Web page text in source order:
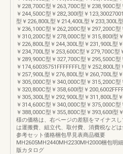
￥228,700C型￥263,700C型￥238,900C型
￥244,500C型￥282,300I型￥
型￥226,800L型￥214,400L型￥233,300L
￥236,100C型￥262,200C型￥297,200C型
￥310,200C型￥278,000C型￥315,800I型
￥226,800L型￥244,300L型￥231,900L型
￥234,700L型￥253,600C型￥279,700C型
￥289,900C型￥327,700C型￥295,500C型
￥174,60035751FFFFFFFL型￥252,800L型
￥257,900L型￥276,800L型￥260,700L型
￥305,000C型￥340,000C型￥315,200C型
￥320,800C型￥358,600I型￥
￥305,300L型￥292,900L型￥311,800L型
￥314,600C型￥340,000C型￥375,000C型
￥388,000C型￥355,800C型￥393,600I型
様の価格は、右ページの差額をマイナス
は運搬費、組立代、取付費、消費税などは
参考セット価格梱包早見表商品概要
MH2605MH2440MH2230MH2000梱包明
版カタログ